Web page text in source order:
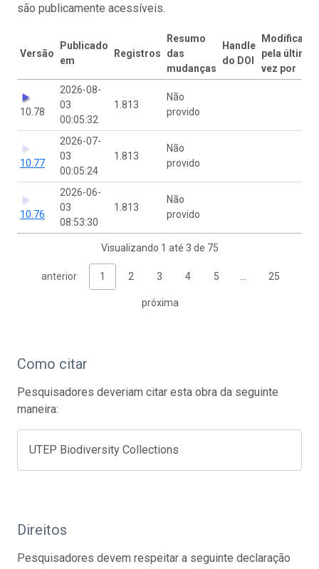
são publicamente acessíveis.
Versão
Publicado
em
Registros
Resumo
das
mudanças
Handle
do DOI
Modificado
pela última
vez por
10.78
2026-08-
03
00:05:32
1.813
Não
provido
10.77
2026-07-
03
00:05:24
1.813
Não
provido
10.76
2026-06-
03
08:53:30
1.813
Não
provido
Visualizando 1 até 3 de 75
anterior 1 2 3 4 5 25
próxima
Como citar
Pesquisadores deveriam citar esta obra da seguinte
maneira:
UTEP Biodiversity Collections
Direitos
Pesquisadores devem respeitar a seguinte declaração